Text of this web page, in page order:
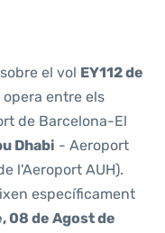
el vol EY112 de
entre els
de Barcelona-El
Dhabi - Aeroport
l'Aeroport AUH).
específicament
08 de Agost de